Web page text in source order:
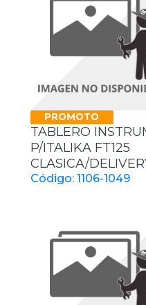
PROMOTO
TABLERO
P/ITALIKA FT125
CLASICA/
Código: 1106-1049